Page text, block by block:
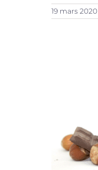
19 mars 2020